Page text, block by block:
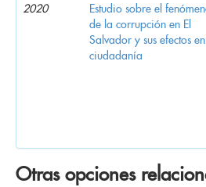
2020
Estudio sobre el
de la corrupción en El
Salvador y sus efectos
ciudadanía
Otras opciones